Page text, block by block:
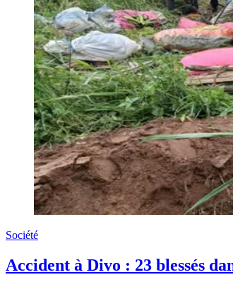
Société
Accident à Divo : 23 blessés